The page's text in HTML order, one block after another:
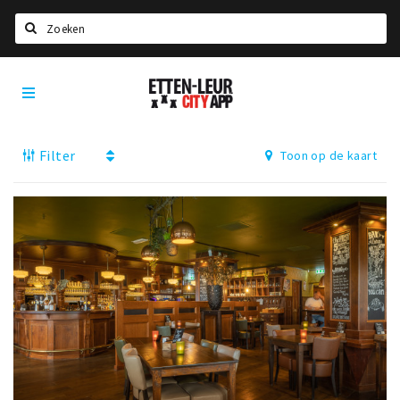
Home
Deals
Nieuws, interviews & blogs
Eten
Drinken
Slapen
Recreatief
Winkels
Etten-
Leur
Filter
Toon op de kaart